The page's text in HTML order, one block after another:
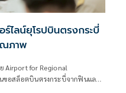
ไลน์ยุโรปบินตรงกระบี่
ภาพ
Airport for Regional
ขอสล็อตบินตรงกระบี่จากฟินแลนด์